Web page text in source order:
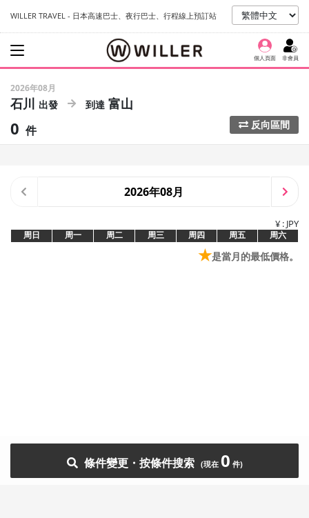
WILLER TRAVEL - 日本高速巴士、夜行巴士、行程線上預訂站
個人頁面 非會員
2026年08月
石川 富山
0 件 反向區間
2026年08月
¥ : JPY
周日 周一 周二 周三 周四 周五 周六
★是當月的最低價格。
條件變更・按條件搜索 0